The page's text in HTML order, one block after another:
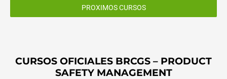
PROXIMOS CURSOS
CURSOS OFICIALES BRCGS – PRODUCT
SAFETY MANAGEMENT